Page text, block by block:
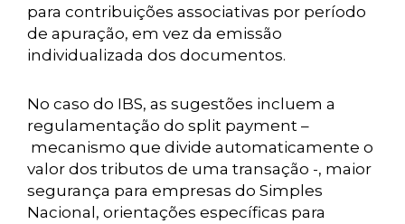
para contribuições associativas por período
de apuração, em vez da emissão
individualizada dos documentos.
No caso do IBS, as sugestões incluem a
regulamentação do split payment –
mecanismo que divide automaticamente o
valor dos tributos de uma transação -, maior
segurança para empresas do Simples
Nacional, orientações específicas para